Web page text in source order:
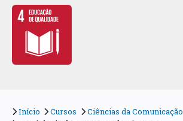
Início Cursos
Ciências da Comunicação